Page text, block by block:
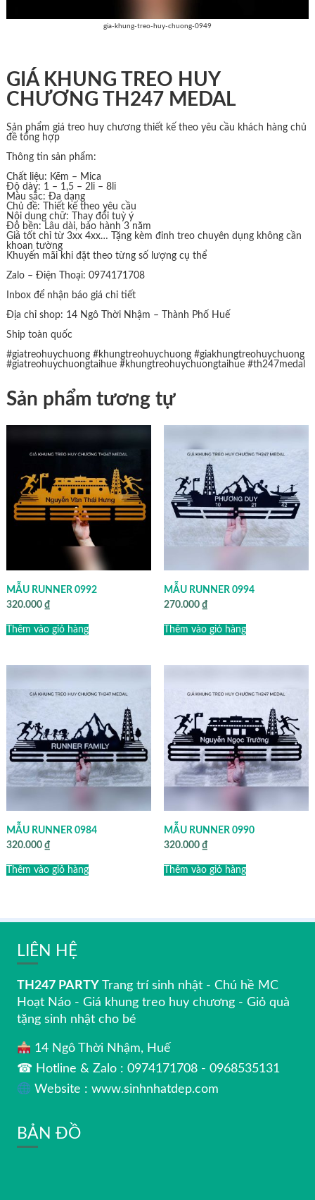
gia-khung-treo-huy-chuong-0949
GIÁ KHUNG TREO HUY
CHƯƠNG TH247 MEDAL
Sản phẩm giá treo huy chương thiết kế theo yêu cầu khách hàng chủ
đề tổng hợp
Thông tin sản phẩm:
Chất liệu: Kẽm – Mica
Độ dày: 1 – 1,5 – 2li – 8li
Màu sắc: Đa dạng
Chủ đề: Thiết kế theo yêu cầu
Nội dung chữ: Thay đổi tuỳ ý
Độ bền: Lâu dài, bảo hành 3 năm
Giá tốt chỉ từ 3xx 4xx… Tặng kèm đinh treo chuyên dụng không cần
khoan tường
Khuyến mãi khi đặt theo từng số lượng cụ thể
Zalo – Điện Thoại: 0974171708
Inbox để nhận báo giá chi tiết
Địa chỉ shop: 14 Ngô Thời Nhậm – Thành Phố Huế
Ship toàn quốc
#giatreohuychuong #khungtreohuychuong #giakhungtreohuychuong
#giatreohuychuongtaihue #khungtreohuychuongtaihue #th247medal
Sản phẩm tương tự
MẪU RUNNER 0992
320.000 ₫
Thêm vào giỏ hàng
MẪU RUNNER 0994
270.000 ₫
Thêm vào giỏ hàng
MẪU RUNNER 0984
320.000 ₫
Thêm vào giỏ hàng
MẪU RUNNER 0990
320.000 ₫
Thêm vào giỏ hàng
LIÊN HỆ
TH247 PARTY Trang trí sinh nhật - Chú hề MC
Hoạt Náo - Giá khung treo huy chương - Giỏ quà
tặng sinh nhật cho bé
14 Ngô Thời Nhậm, Huế
☎ Hotline & Zalo : 0974171708 - 0968535131
Website : www.sinhnhatdep.com
BẢN ĐỒ